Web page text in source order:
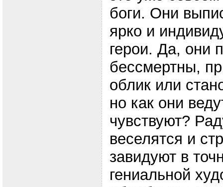
боги. Они
ярко и
герои. Да, они
бессмертны,
облик или
но как они
чувствуют?
веселятся и
завидуют в
гениальной